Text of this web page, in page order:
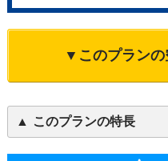
▼このプランの
このプランの特長